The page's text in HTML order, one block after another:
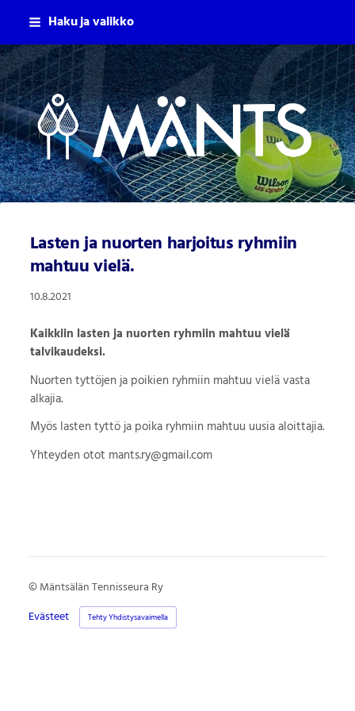
Siirry
sisältöön
Haku ja valikko
Mäntsälän Tennisseura Ry
Lasten ja nuorten harjoitus ryhmiin
mahtuu vielä.
10.8.2021
Kaikkiin lasten ja nuorten ryhmiin mahtuu vielä
talvikaudeksi.
Nuorten tyttöjen ja poikien ryhmiin mahtuu vielä vasta
alkajia.
Myös lasten tyttö ja poika ryhmiin mahtuu uusia aloittajia.
Yhteyden otot mants.ry@gmail.com
©Mäntsälän Tennisseura Ry
Evästeet
Tehty Yhdistysavaimella